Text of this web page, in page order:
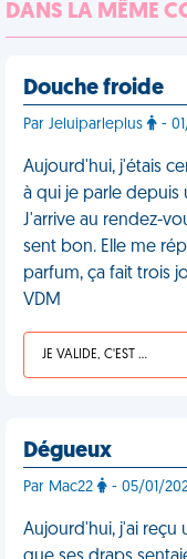
DANS LA MÊME
Douche froide
Par Jeluiparleplus -
Aujourd'hui, j'étais
à qui je parle depuis
J'arrive au rendez-
sent bon. Elle me
parfum, ça fait trois
VDM
JE VALIDE, C'EST UNE VDM
Dégueux
Par Mac22 - 05/01/
Aujourd'hui, j'ai reçu